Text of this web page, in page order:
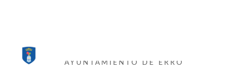
AYUNTAMIENTO DE ERRO